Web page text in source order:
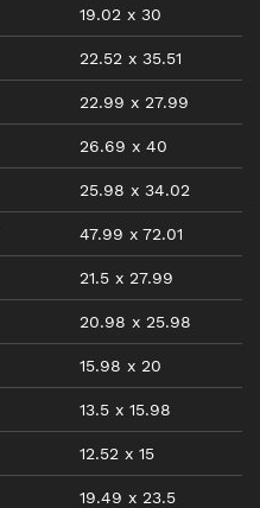
19.02 x 30
22.52 x 35.51
22.99 x 27.99
26.69 x 40
25.98 x 34.02
47.99 x 72.01
21.5 x 27.99
20.98 x 25.98
15.98 x 20
13.5 x 15.98
12.52 x 15
19.49 x 23.5